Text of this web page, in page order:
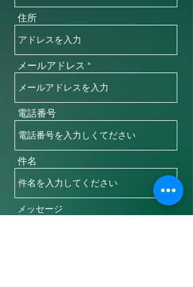
住所
メールアドレス
電話番号
件名
メッセージ